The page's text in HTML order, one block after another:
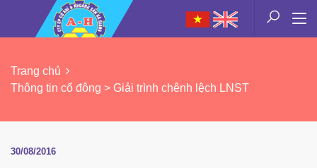
Trang chủ
Thông tin cổ đông > Giải trình chênh lệch LNST
30/08/2016